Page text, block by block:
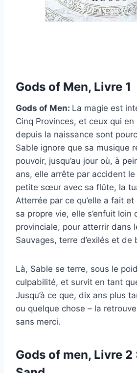
Gods of Men, Livre 1
Gods of Men: La magie est
Cinq Provinces, et ceux qui
depuis la naissance sont
Sable ignore que sa musique
pouvoir, jusqu’au jour où, à
ans, elle arrête par accident
petite sœur avec sa flûte, la
Atterrée par ce qu’elle a fait
sa propre vie, elle s’enfuit loin
provinciale, pour atterrir dans
Sauvages, terre d’exilés et de
Là, Sable se terre, sous le
culpabilité, et survit en tant
Jusqu’à ce que, dix ans plus
ou quelque chose – la
sans merci.
Gods of men, Livre 2